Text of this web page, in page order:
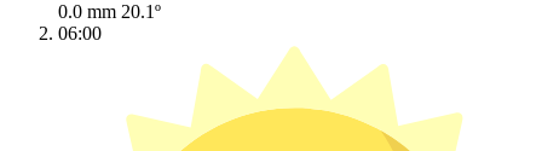
0.0 mm 20.1º
06:00